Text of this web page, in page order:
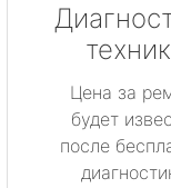
Цена за
будет
после